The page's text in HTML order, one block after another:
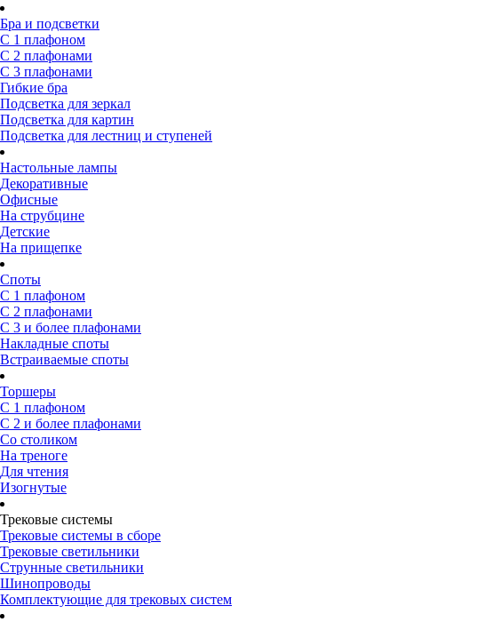
Бра и подсветки
С 1 плафоном
С 2 плафонами
С 3 плафонами
Гибкие бра
Подсветка для зеркал
Подсветка для картин
Подсветка для лестниц и ступеней
Настольные лампы
Декоративные
Офисные
На струбцине
Детские
На прищепке
Споты
С 1 плафоном
С 2 плафонами
С 3 и более плафонами
Накладные споты
Встраиваемые споты
Торшеры
С 1 плафоном
С 2 и более плафонами
Со столиком
На треноге
Для чтения
Изогнутые
Трековые системы
Трековые системы в сборе
Трековые светильники
Струнные светильники
Шинопроводы
Комплектующие для трековых систем